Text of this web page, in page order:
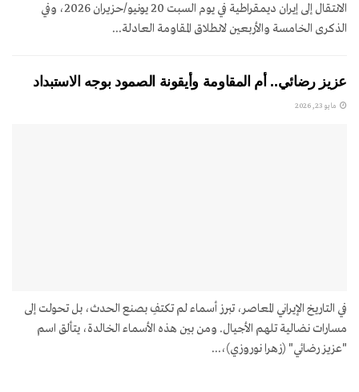
الانتقال إلى إيران ديمقراطية في يوم السبت 20 يونيو/حزيران 2026، وفي
الذكرى الخامسة والأربعين لانطلاق المقاومة العادلة...
عزيز رضائي.. أم المقاومة وأيقونة الصمود بوجه الاستبداد
مايو 23, 2026
في التاريخ الإيراني المعاصر، تبرز أسماء لم تكتفِ بصنع الحدث، بل تحولت إلى
مسارات نضالية تلهم الأجيال. ومن بين هذه الأسماء الخالدة، يتألق اسم
"عزيز رضائي" (زهرا نوروزي)،...